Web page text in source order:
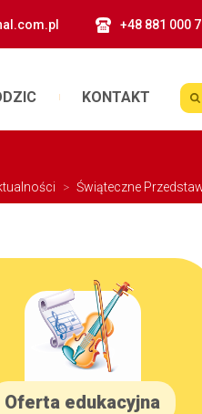
+48 881 000
KONTAKT
> Świąteczne Przedstaw
Oferta edukacyjna